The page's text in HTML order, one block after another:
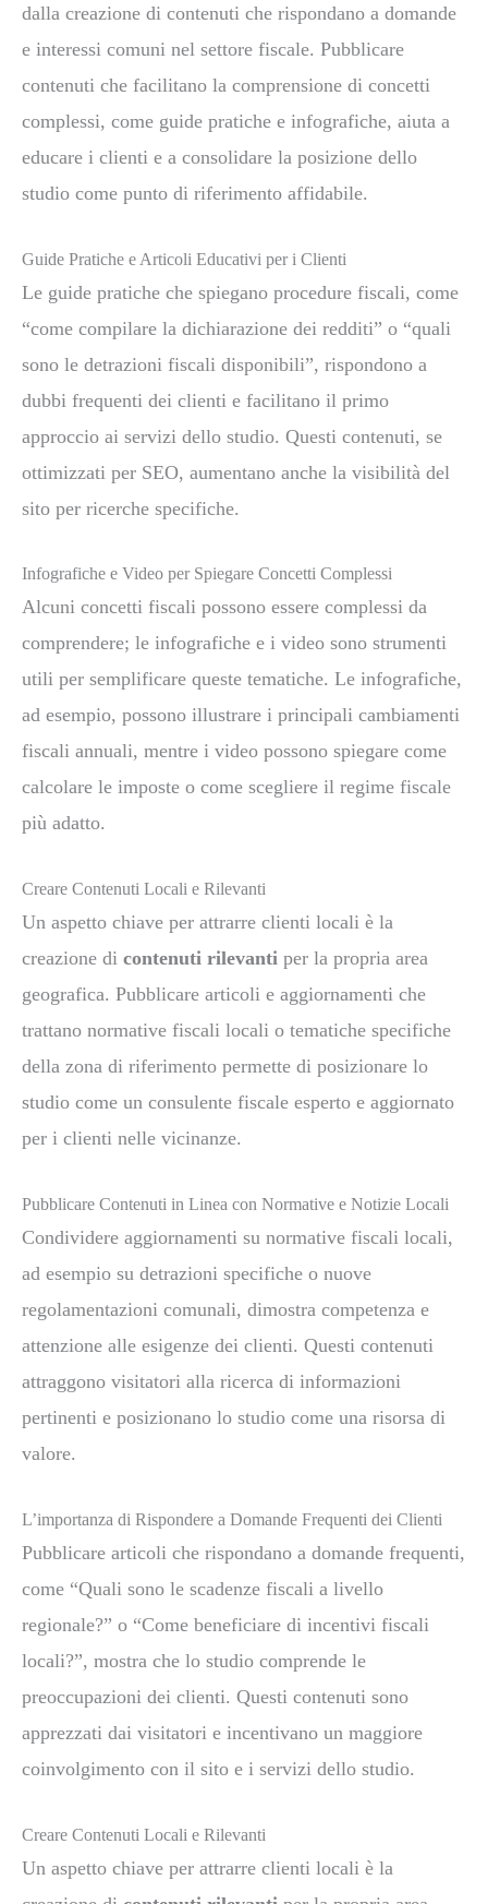
dalla creazione di contenuti che rispondano a domande
e interessi comuni nel settore fiscale. Pubblicare
contenuti che facilitano la comprensione di concetti
complessi, come guide pratiche e infografiche, aiuta a
educare i clienti e a consolidare la posizione dello
studio come punto di riferimento affidabile.
Guide Pratiche e Articoli Educativi per i Clienti
Le guide pratiche che spiegano procedure fiscali, come
“come compilare la dichiarazione dei redditi” o “quali
sono le detrazioni fiscali disponibili”, rispondono a
dubbi frequenti dei clienti e facilitano il primo
approccio ai servizi dello studio. Questi contenuti, se
ottimizzati per SEO, aumentano anche la visibilità del
sito per ricerche specifiche.
Infografiche e Video per Spiegare Concetti Complessi
Alcuni concetti fiscali possono essere complessi da
comprendere; le infografiche e i video sono strumenti
utili per semplificare queste tematiche. Le infografiche,
ad esempio, possono illustrare i principali cambiamenti
fiscali annuali, mentre i video possono spiegare come
calcolare le imposte o come scegliere il regime fiscale
più adatto.
Creare Contenuti Locali e Rilevanti
Un aspetto chiave per attrarre clienti locali è la
creazione di contenuti rilevanti per la propria area
geografica. Pubblicare articoli e aggiornamenti che
trattano normative fiscali locali o tematiche specifiche
della zona di riferimento permette di posizionare lo
studio come un consulente fiscale esperto e aggiornato
per i clienti nelle vicinanze.
Pubblicare Contenuti in Linea con Normative e Notizie Locali
Condividere aggiornamenti su normative fiscali locali,
ad esempio su detrazioni specifiche o nuove
regolamentazioni comunali, dimostra competenza e
attenzione alle esigenze dei clienti. Questi contenuti
attraggono visitatori alla ricerca di informazioni
pertinenti e posizionano lo studio come una risorsa di
valore.
L’importanza di Rispondere a Domande Frequenti dei Clienti
Pubblicare articoli che rispondano a domande frequenti,
come “Quali sono le scadenze fiscali a livello
regionale?” o “Come beneficiare di incentivi fiscali
locali?”, mostra che lo studio comprende le
preoccupazioni dei clienti. Questi contenuti sono
apprezzati dai visitatori e incentivano un maggiore
coinvolgimento con il sito e i servizi dello studio.
Creare Contenuti Locali e Rilevanti
Un aspetto chiave per attrarre clienti locali è la